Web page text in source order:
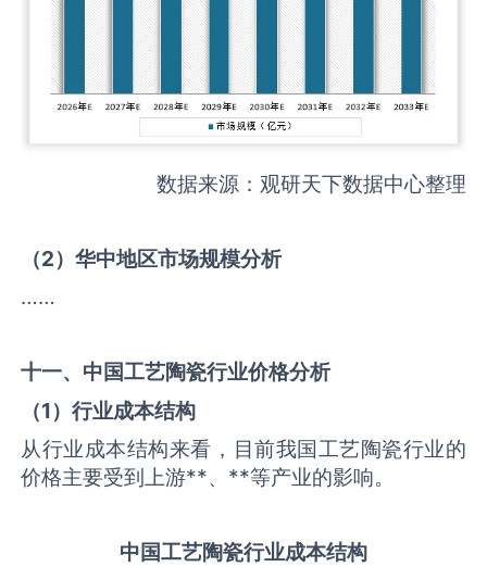
数据来源：观研天下数据中心整理
（2）华中地区市场规模分析
……
十一、中国工艺陶瓷行业价格分析
（1）行业成本结构
从行业成本结构来看，目前我国工艺陶瓷行业的
价格主要受到上游**、**等产业的影响。
中国工艺陶瓷行业成本结构